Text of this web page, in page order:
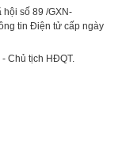
hội số 89 /GXN-
tin Điện tử cấp ngày
Chủ tịch HĐQT.